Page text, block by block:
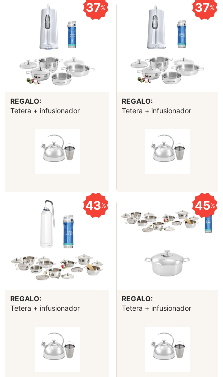
37%
REGALO:
Tetera + infusionador
37%
REGALO:
Tetera + infusionador
43%
REGALO:
Tetera + infusionador
45%
REGALO:
Tetera + infusionador